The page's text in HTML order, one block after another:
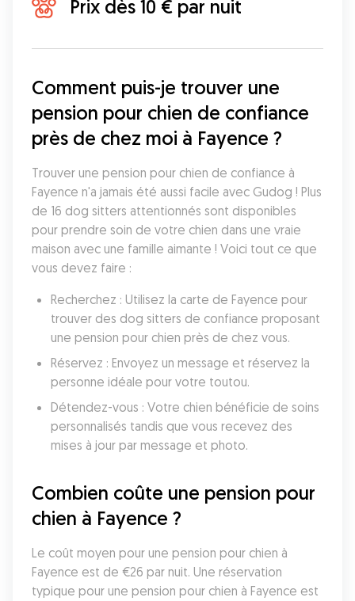
Prix dès 10 € par nuit
Comment puis-je trouver une
pension pour chien de confiance
près de chez moi à Fayence ?
Trouver une pension pour chien de confiance à
Fayence n'a jamais été aussi facile avec Gudog ! Plus
de 16 dog sitters attentionnés sont disponibles
pour prendre soin de votre chien dans une vraie
maison avec une famille aimante ! Voici tout ce que
vous devez faire :
Recherchez : Utilisez la carte de Fayence pour
trouver des dog sitters de confiance proposant
une pension pour chien près de chez vous.
Réservez : Envoyez un message et réservez la
personne idéale pour votre toutou.
Détendez-vous : Votre chien bénéficie de soins
personnalisés tandis que vous recevez des
mises à jour par message et photo.
Combien coûte une pension pour
chien à Fayence ?
Le coût moyen pour une pension pour chien à
Fayence est de €26 par nuit. Une réservation
typique pour une pension pour chien à Fayence est